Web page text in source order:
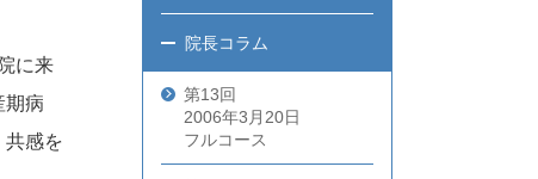
に来
期病
共感を
院長コラム
第13回
2006年3月20日
フルコース